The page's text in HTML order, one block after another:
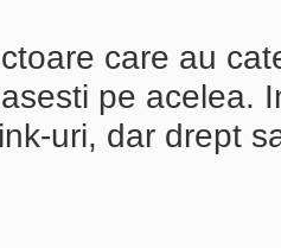
care au
pe acelea.
uri, dar drept